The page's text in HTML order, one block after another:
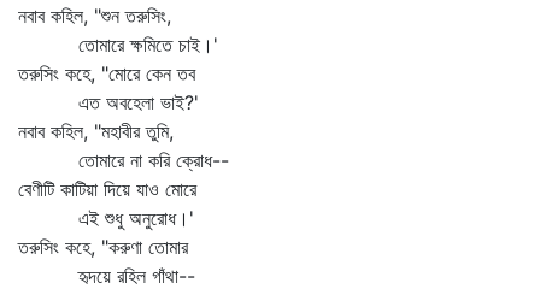
নবাব কহিল, "শুন তরুসিং,
তোমারে ক্ষমিতে চাই।'
তরুসিং কহে, "মোরে কেন তব
এত অবহেলা ভাই?'
নবাব কহিল, "মহাবীর তুমি,
তোমারে না করি ক্রোধ--
বেণীটি কাটিয়া দিয়ে যাও মোরে
এই শুধু অনুরোধ।'
তরুসিং কহে, "করুণা তোমার
হৃদয়ে রহিল গাঁথা--